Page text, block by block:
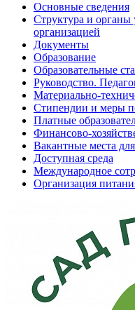
Основные сведения
Структура и органы
организацией
Документы
Образование
Образовательные
Руководство.
Материально-
Стипендии и меры
Платные
Финансово-
Вакантные места
Доступная среда
Международное
Организация